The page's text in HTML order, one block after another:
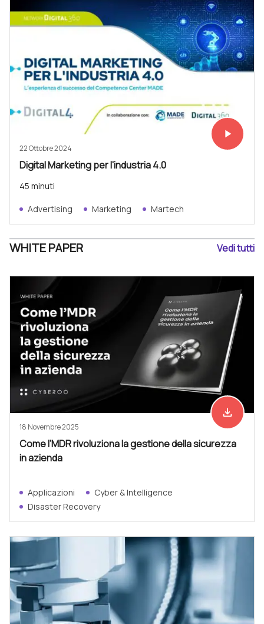
Vedi subito
play_arrow
22 Ottobre 2024
Digital Marketing per l'industria 4.0
45 minuti
Advertising Marketing Martech
WHITE PAPER Vedi tutti
Scarica
file_download
18 Novembre 2025
Come l’MDR rivoluziona la gestione della sicurezza
in azienda
Applicazioni
Cyber & Intelligence
Disaster Recovery